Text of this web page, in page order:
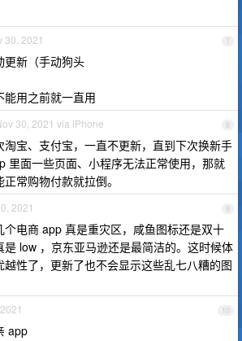
7
30, 2021
更新（手动狗头
用之前就一直用
8
30, 2021 via iPhone
淘宝、支付宝，一直不更新，直到下次换新手
里面一些页面、小程序无法正常使用，那就
常购物付款就拉倒。
9
2021
个电商 app 真是重灾区，咸鱼图标还是双十
是 low ，京东亚马逊还是最简洁的。这时候体
性了，更新了也不会显示这些乱七八糟的图
10
app